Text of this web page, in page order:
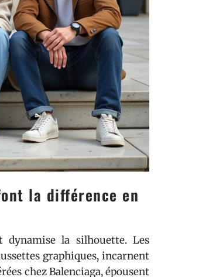
la différence en
dynamise la silhouette. Les
graphiques, incarnent
chez Balenciaga, épousent